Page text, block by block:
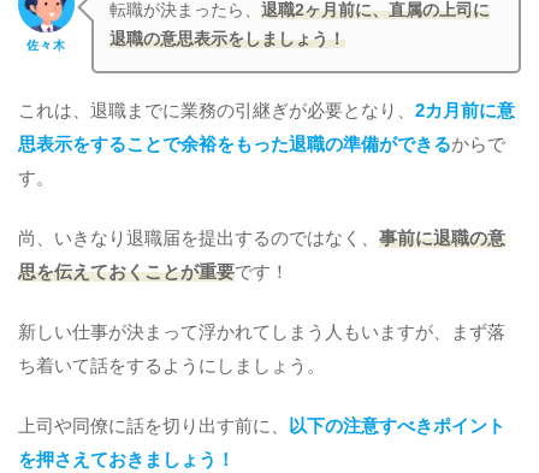
佐々木
転職が決まったら、退職2ヶ月前に、直属の上司に
退職の意思表示をしましょう！
これは、退職までに業務の引継ぎが必要となり、 2カ月前に意
思表示をすることで余裕をもった退職の準備ができるからで
す。
尚、いきなり退職届を提出するのではなく、 事前に退職の意
思を伝えておくことが重要です！
新しい仕事が決まって浮かれてしまう人もいますが、まず落
ち着いて話をするようにしましょう。
上司や同僚に話を切り出す前に、
以下の注意すべきポイント
を押さえておきましょう！